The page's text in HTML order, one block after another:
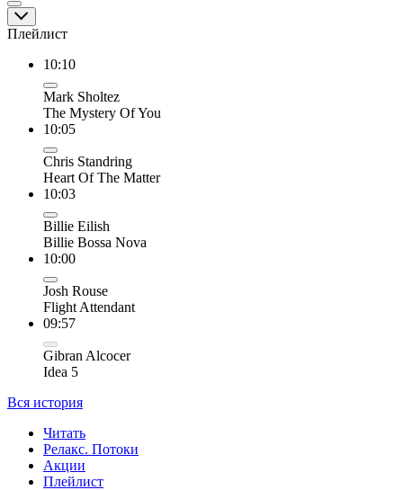
Плейлист
10:10
Mark Sholtez
The Mystery Of You
10:05
Chris Standring
Heart Of The Matter
10:03
Billie Eilish
Billie Bossa Nova
10:00
Josh Rouse
Flight Attendant
09:57
Gibran Alcocer
Idea 5
Вся история
Читать
Релакс. Потоки
Акции
Плейлист